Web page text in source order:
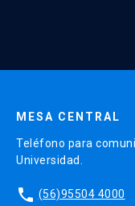
MESA CENTRAL
Teléfono para
Universidad.
phone (56)95504 4000